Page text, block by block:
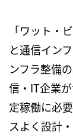
「ワット・
と通信イン
ンフラ整備
信・ IT企業
定稼働に必
スよく設計